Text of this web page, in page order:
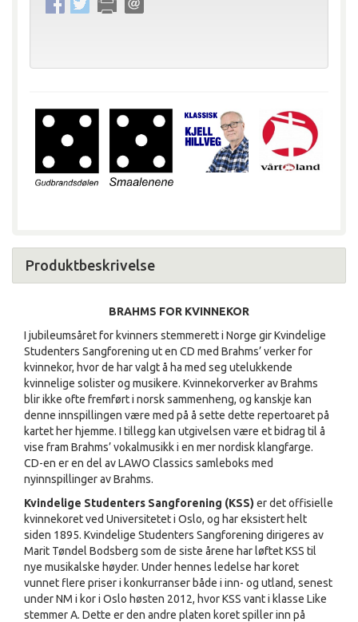
Produktbeskrivelse
BRAHMS FOR KVINNEKOR
I jubileumsåret for kvinners stemmerett i Norge gir Kvindelige
Studenters Sangforening ut en CD med Brahms’ verker for
kvinnekor, hvor de har valgt å ha med seg utelukkende
kvinnelige solister og musikere. Kvinnekorverker av Brahms
blir ikke ofte fremført i norsk sammenheng, og kanskje kan
denne innspillingen være med på å sette dette repertoaret på
kartet her hjemme. I tillegg kan utgivelsen være et bidrag til å
vise fram Brahms’ vokalmusikk i en mer nordisk klangfarge.
CD-en er en del av LAWO Classics samleboks med
nyinnspillinger av Brahms.
Kvindelige Studenters Sangforening (KSS) er det offisielle
kvinnekoret ved Universitetet i Oslo, og har eksistert helt
siden 1895. Kvindelige Studenters Sangforening dirigeres av
Marit Tøndel Bodsberg som de siste årene har løftet KSS til
nye musikalske høyder. Under hennes ledelse har koret
vunnet flere priser i konkurranser både i inn- og utland, senest
under NM i kor i Oslo høsten 2012, hvor KSS vant i klasse Like
stemmer A. Dette er den andre platen koret spiller inn på